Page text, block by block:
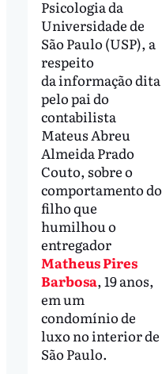
Psicologia da
Universidade de
São Paulo (USP), a
respeito
da informação dita
pelo pai do
contabilista
Mateus Abreu
Almeida Prado
Couto, sobre o
comportamento do
filho que
humilhou o
entregador
Matheus Pires
Barbosa, 19 anos,
em um
condomínio de
luxo no interior de
São Paulo.